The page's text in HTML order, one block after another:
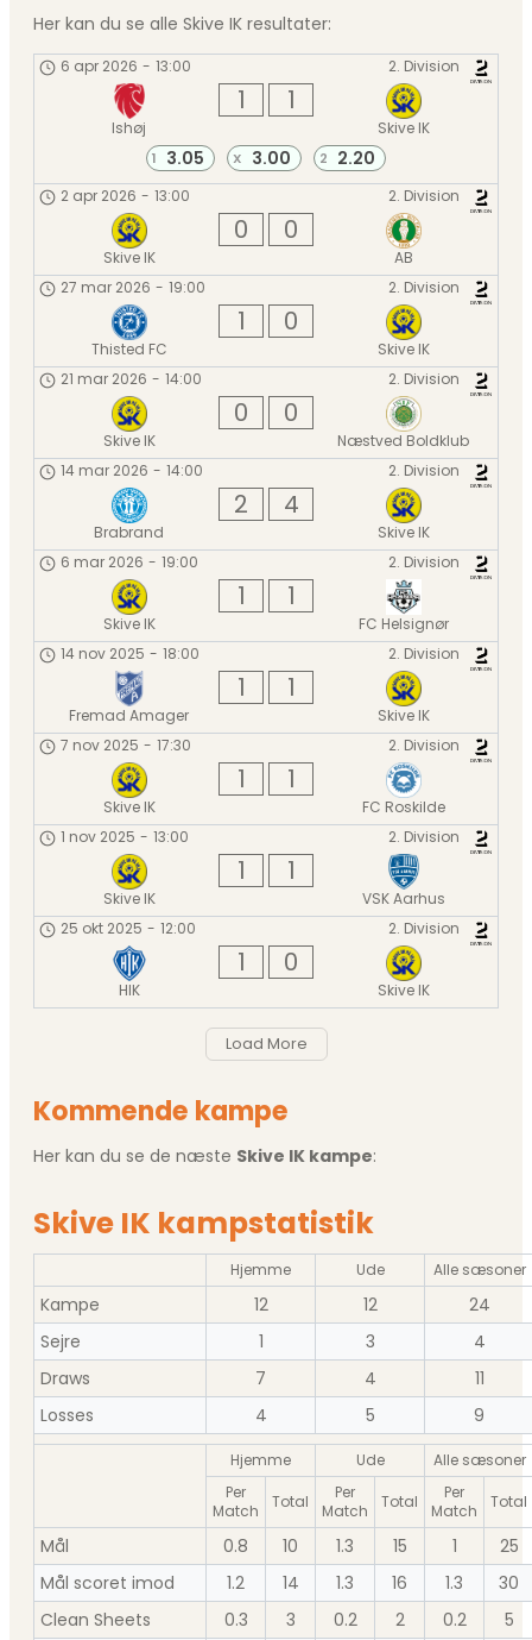
Her kan du se alle Skive IK resultater:
2. Division
6 apr 2026 - 13:00
Ishøj
1 1
Skive IK
1 3.05 X 3.00 2 2.20
2. Division
2 apr 2026 - 13:00
Skive IK
0 0
AB
2. Division
27 mar 2026 - 19:00
Thisted FC
1 0
Skive IK
2. Division
21 mar 2026 - 14:00
Skive IK
0 0
Næstved Boldklub
2. Division
14 mar 2026 - 14:00
Brabrand
2 4
Skive IK
2. Division
6 mar 2026 - 19:00
Skive IK
1 1
FC Helsignør
2. Division
14 nov 2025 - 18:00
Fremad Amager
1 1
Skive IK
2. Division
7 nov 2025 - 17:30
Skive IK
1 1
FC Roskilde
2. Division
1 nov 2025 - 13:00
Skive IK
1 1
VSK Aarhus
2. Division
25 okt 2025 - 12:00
HIK
1 0
Skive IK
Load More
Kommende kampe
Her kan du se de næste Skive IK kampe:
Skive IK kampstatistik
Hjemme Ude Alle sæsoner
Kampe 12 12
24
Sejre
1 3
4
Draws
7 4
11
Losses
4 5 9
Hjemme Ude
Alle sæsoner
Per
Match
Total
Per
Match
Total
Per
Match
Total
Mål 0.8 10 1.3 15 1
25
Mål scoret imod
1.2 14 1.3 16 1.3
30
Clean Sheets
0.3 3 0.2 2 0.2
5